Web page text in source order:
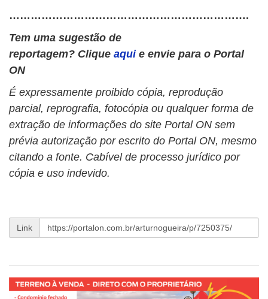
………………………………………………………….
Tem uma sugestão de
reportagem? Clique aqui e envie para o Portal
ON
É expressamente proibido cópia, reprodução
parcial, reprografia, fotocópia ou qualquer forma de
extração de informações do site Portal ON sem
prévia autorização por escrito do Portal ON, mesmo
citando a fonte. Cabível de processo jurídico por
cópia e uso indevido.
Link